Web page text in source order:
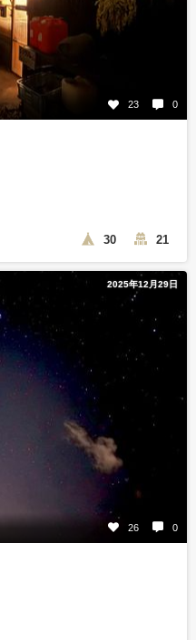
23 0
30 21
2025年12月29日
26 0